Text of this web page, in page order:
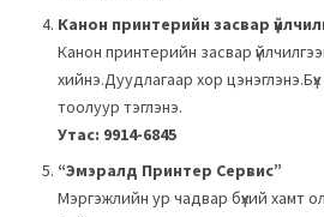
Канон принтерийн засвар
Канон принтерийн засвар
хийнэ.Дуудлагаар хор
тоолуур тэглэнэ.
Утас: 9914-6845
“Эмэралд Принтер Сервис”
Мэргэжлийн ур чадвар бүхий хамт